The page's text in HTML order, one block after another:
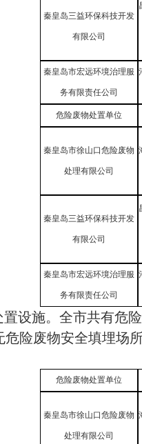
秦皇岛三益环保科技开发
有限公司
秦皇岛市宏远环境治理服
务有限责任公司
危险废物处置单位
秦皇岛市徐山口危险废物
处理有限公司
秦皇岛三益环保科技开发
有限公司
秦皇岛市宏远环境治理服
务有限责任公司
置设施。全市共有危
危险废物安全填埋场
危险废物处置单位
秦皇岛市徐山口危险废物
处理有限公司